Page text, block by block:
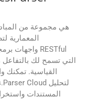
المعمارية
التي تسمح لك
المستندات